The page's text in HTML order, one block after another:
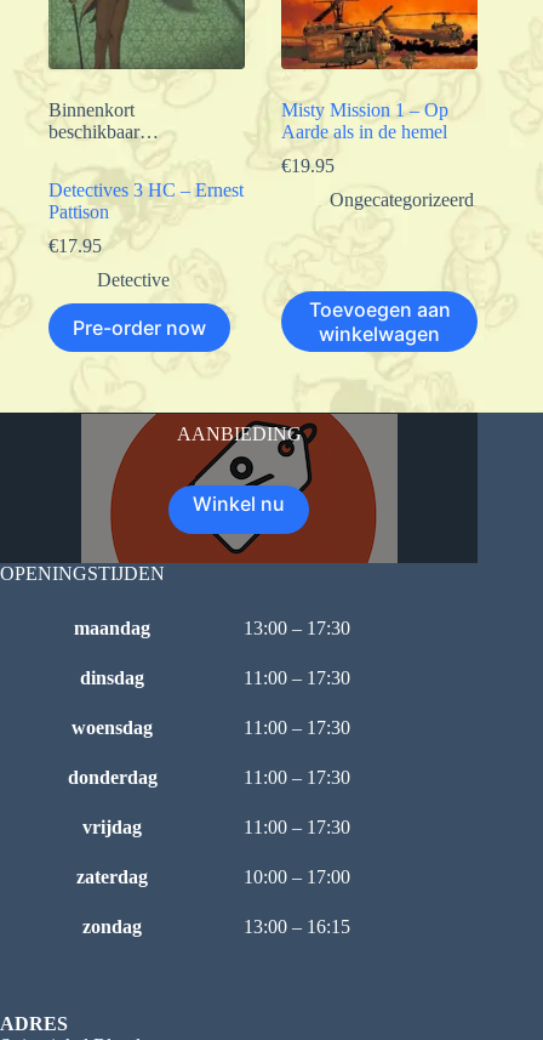
Binnenkort
beschikbaar…
Detectives 3 HC – Ernest
Pattison
€17.95
Detective
Pre-order now
Misty Mission 1 – Op
Aarde als in de hemel
€19.95
Ongecategorizeerd
Toevoegen aan
winkelwagen
AANBIEDING
Winkel nu
OPENINGSTIJDEN
maandag 13:00 – 17:30
dinsdag 11:00 – 17:30
woensdag 11:00 – 17:30
donderdag 11:00 – 17:30
vrijdag 11:00 – 17:30
zaterdag 10:00 – 17:00
zondag 13:00 – 16:15
ADRES